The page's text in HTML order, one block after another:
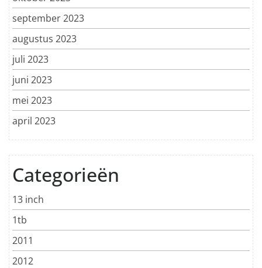
september 2023
augustus 2023
juli 2023
juni 2023
mei 2023
april 2023
Categorieën
13 inch
1tb
2011
2012